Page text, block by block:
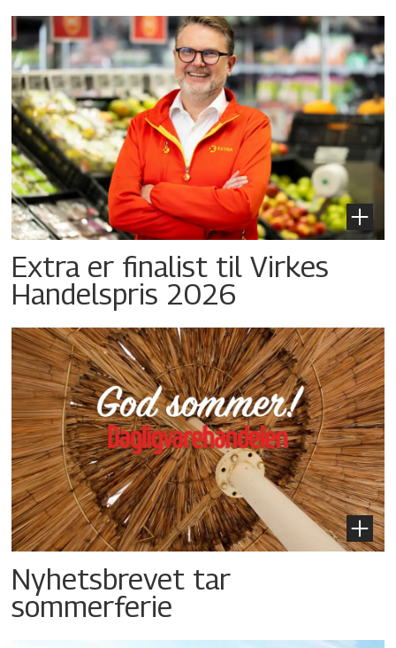
Extra er finalist til Virkes
Handelspris 2026
Nyhetsbrevet tar
sommerferie